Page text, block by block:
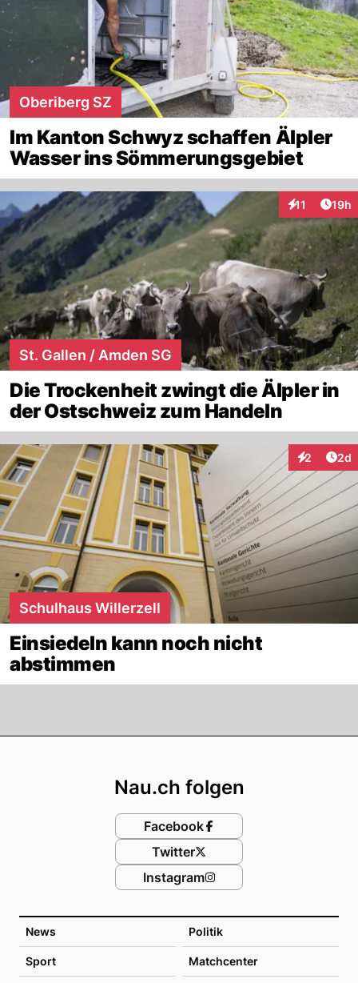
Oberiberg SZ
Im Kanton Schwyz schaffen Älpler
Wasser ins Sömmerungsgebiet
11
Interaktionen
19h
St. Gallen / Amden SG
Die Trockenheit zwingt die Älpler in
der Ostschweiz zum Handeln
2 2d
Schulhaus Willerzell
Einsiedeln kann noch nicht
abstimmen
News Politik
Sport Matchcenter
Nau.ch folgen
Facebook
Twitter
Instagram